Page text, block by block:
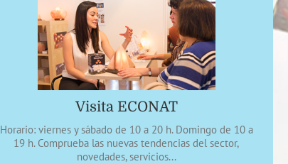
Visita ECONAT
Horario: viernes y sábado de 10 a 20 h. Domingo de 10 a
19 h. Comprueba las nuevas tendencias del sector,
novedades, servicios...
Congreso consolidado
Dirigido a profesionales y consumidores de productos y
terapias naturales, nutrición, dietética, calidad de vida…
DÓNDE SE REALIZA